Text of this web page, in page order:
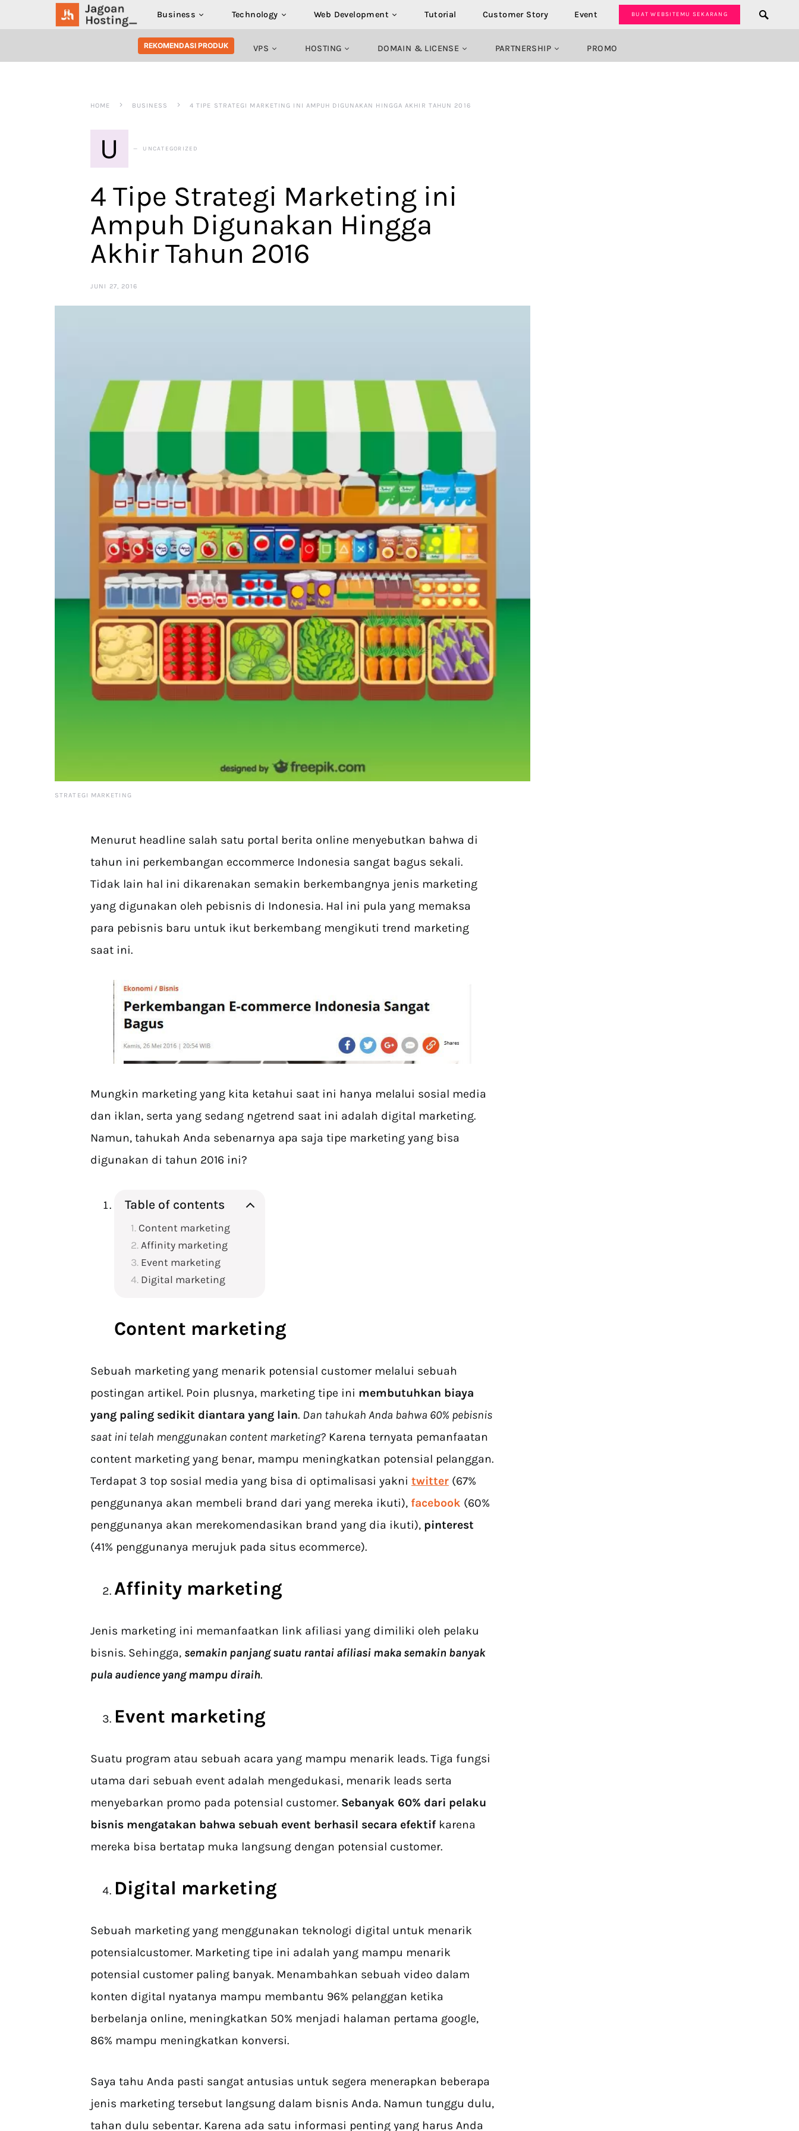
Business Technology Web Development Tutorial Customer Story Event BUAT WEBSITEMU SEKARANG
SEARCH FOR:
REKOMENDASI PRODUK VPS HOSTING DOMAIN & LICENSE PARTNERSHIP PROMO
HOME BUSINESS 4 TIPE STRATEGI MARKETING INI AMPUH DIGUNAKAN HINGGA AKHIR TAHUN 2016
U UNCATEGORIZED
4 Tipe Strategi Marketing ini
Ampuh Digunakan Hingga
Akhir Tahun 2016
JUNI 27, 2016
STRATEGI MARKETING
Menurut headline salah satu portal berita online menyebutkan bahwa di
tahun ini perkembangan eccommerce Indonesia sangat bagus sekali.
Tidak lain hal ini dikarenakan semakin berkembangnya jenis marketing
yang digunakan oleh pebisnis di Indonesia. Hal ini pula yang memaksa
para pebisnis baru untuk ikut berkembang mengikuti trend marketing
saat ini.
Mungkin marketing yang kita ketahui saat ini hanya melalui sosial media
dan iklan, serta yang sedang ngetrend saat ini adalah digital marketing.
Namun, tahukah Anda sebenarnya apa saja tipe marketing yang bisa
digunakan di tahun 2016 ini?
Table of contents
Content marketing
Affinity marketing
Event marketing
Digital marketing
Content marketing
Sebuah marketing yang menarik potensial customer melalui sebuah
postingan artikel. Poin plusnya, marketing tipe ini membutuhkan biaya
yang paling sedikit diantara yang lain. Dan tahukah Anda bahwa 60% pebisnis
saat ini telah menggunakan content marketing? Karena ternyata pemanfaatan
content marketing yang benar, mampu meningkatkan potensial pelanggan.
Terdapat 3 top sosial media yang bisa di optimalisasi yakni twitter (67%
penggunanya akan membeli brand dari yang mereka ikuti), facebook (60%
penggunanya akan merekomendasikan brand yang dia ikuti), pinterest
(41% penggunanya merujuk pada situs ecommerce).
Affinity marketing
Jenis marketing ini memanfaatkan link afiliasi yang dimiliki oleh pelaku
bisnis. Sehingga, semakin panjang suatu rantai afiliasi maka semakin banyak
pula audience yang mampu diraih.
Event marketing
Suatu program atau sebuah acara yang mampu menarik leads. Tiga fungsi
utama dari sebuah event adalah mengedukasi, menarik leads serta
menyebarkan promo pada potensial customer. Sebanyak 60% dari pelaku
bisnis mengatakan bahwa sebuah event berhasil secara efektif karena
mereka bisa bertatap muka langsung dengan potensial customer.
Digital marketing
Sebuah marketing yang menggunakan teknologi digital untuk menarik
potensialcustomer. Marketing tipe ini adalah yang mampu menarik
potensial customer paling banyak. Menambahkan sebuah video dalam
konten digital nyatanya mampu membantu 96% pelanggan ketika
berbelanja online, meningkatkan 50% menjadi halaman pertama google,
86% mampu meningkatkan konversi.
Saya tahu Anda pasti sangat antusias untuk segera menerapkan beberapa
jenis marketing tersebut langsung dalam bisnis Anda. Namun tunggu dulu,
tahan dulu sebentar. Karena ada satu informasi penting yang harus Anda